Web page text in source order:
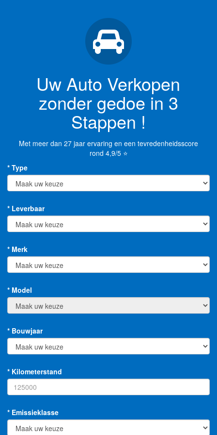
Uw Auto Verkopen
zonder gedoe in 3
Stappen !
Met meer dan 27 jaar ervaring en een tevredenheidsscore
rond 4,9/5 ⭐
* Type
* Leverbaar
* Merk
* Model
* Bouwjaar
* Kilometerstand
* Emissieklasse